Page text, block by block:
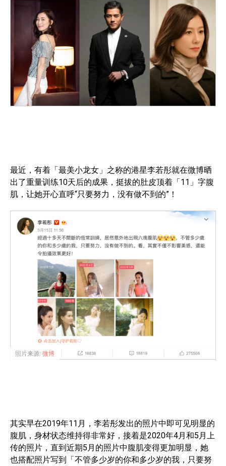
最近，有着「最美小龙女」之称的港星李若彤就在微博晒
出了重量训练10天后的成果，挺拔的肚皮顶着「11」字腹
肌，让她开心直呼“只要努力，没有做不到的”！
照片来源: 微博
其实早在2019年11月，李若彤发出的照片中即可见明显的
腹肌，身材状态维持得非常好，接着是2020年4月和5月上
传的照片，直到近期5月的照片中腹肌变得更加明显，她
也搭配照片写到「不管多少岁的你和多少岁的我，只要努